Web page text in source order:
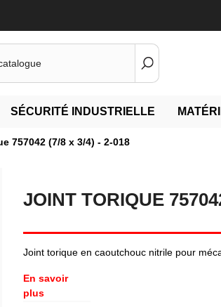
SÉCURITÉ INDUSTRIELLE
757042 (7/8 x 3/4) - 2-018
JOINT TORIQUE
Joint torique en caoutchouc nitrile pour
En savoir
plus